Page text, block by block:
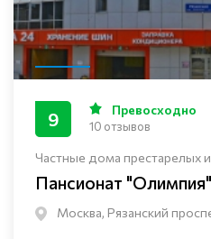
Частные дома престарелых
Пансионат "Олимпия"
Москва, Рязанский
9 Превосходно
10 отзывов